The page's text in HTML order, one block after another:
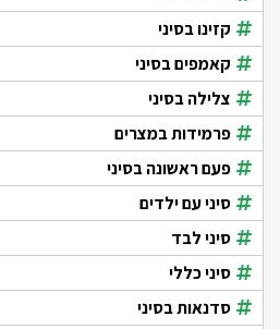
קזינו בסיני
קאמפים בסיני
צלילה בסיני
פרמידות במצרים
פעם ראשונה בסיני
סיני עם ילדים
סיני לבד
סיני כללי
סדנאות בסיני